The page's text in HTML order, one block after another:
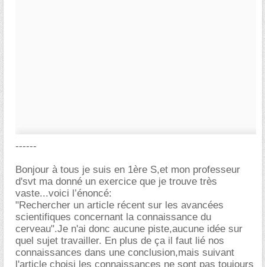
------
Bonjour à tous je suis en 1ère S,et mon professeur
d'svt ma donné un exercice que je trouve très
vaste...voici l’énoncé:
"Rechercher un article récent sur les avancées
scientifiques concernant la connaissance du
cerveau".Je n'ai donc aucune piste,aucune idée sur
quel sujet travailler. En plus de ça il faut lié nos
connaissances dans une conclusion,mais suivant
l'article choisi les connaissances ne sont pas toujours